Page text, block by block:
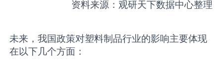
资料来源：观研天下数据中心整理
未来，我国政策对塑料制品行业的影响主要体现
在以下几个方面：